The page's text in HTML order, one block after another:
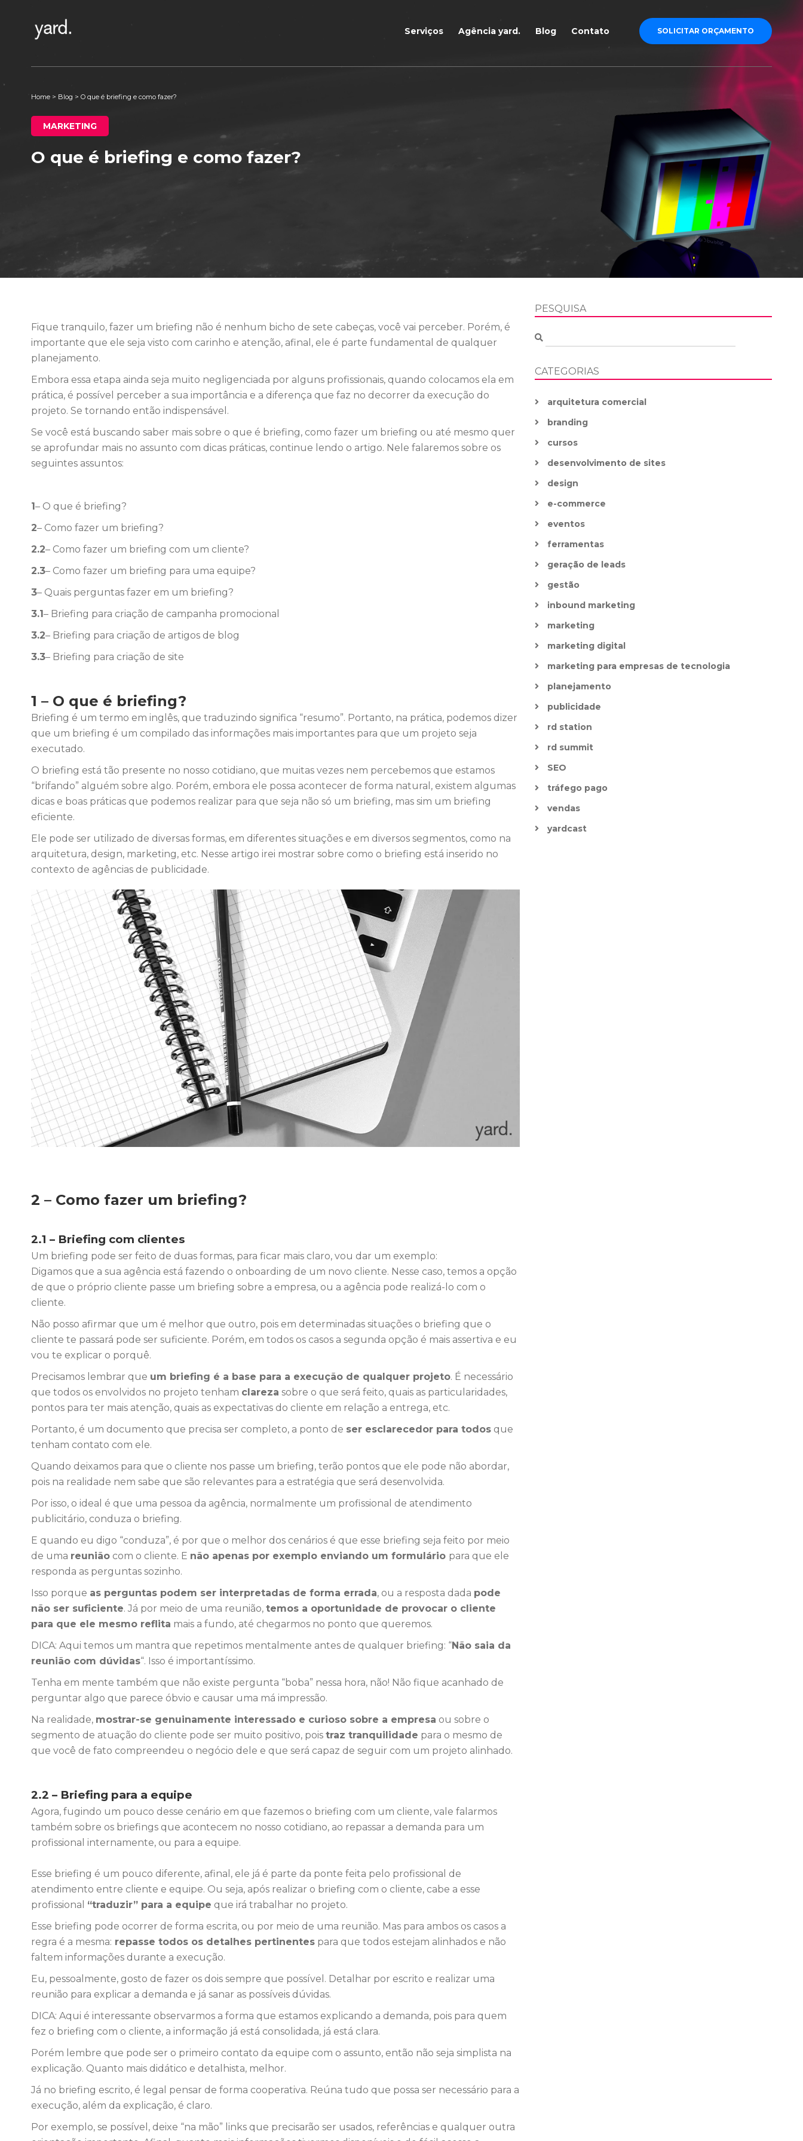
Serviços Agência yard. Blog Contato SOLICITAR ORÇAMENTO
Home > Blog > O que é briefing e como fazer?
MARKETING
O que é briefing e como fazer?
Fique tranquilo, fazer um briefing não é nenhum bicho de sete cabeças, você vai perceber. Porém, é
importante que ele seja visto com carinho e atenção, afinal, ele é parte fundamental de qualquer
planejamento.
Embora essa etapa ainda seja muito negligenciada por alguns profissionais, quando colocamos ela em
prática, é possível perceber a sua importância e a diferença que faz no decorrer da execução do
projeto. Se tornando então indispensável.
Se você está buscando saber mais sobre o que é briefing, como fazer um briefing ou até mesmo quer
se aprofundar mais no assunto com dicas práticas, continue lendo o artigo. Nele falaremos sobre os
seguintes assuntos:
1 – O que é briefing?
2– Como fazer um briefing?
2.2– Como fazer um briefing com um cliente?
2.3– Como fazer um briefing para uma equipe?
3– Quais perguntas fazer em um briefing?
3.1 – Briefing para criação de campanha promocional
3.2– Briefing para criação de artigos de blog
3.3– Briefing para criação de site
1 – O que é briefing?
Briefing é um termo em inglês, que traduzindo significa “resumo”. Portanto, na prática, podemos dizer
que um briefing é um compilado das informações mais importantes para que um projeto seja
executado.
O briefing está tão presente no nosso cotidiano, que muitas vezes nem percebemos que estamos
“brifando” alguém sobre algo. Porém, embora ele possa acontecer de forma natural, existem algumas
dicas e boas práticas que podemos realizar para que seja não só um briefing, mas sim um briefing
eficiente.
Ele pode ser utilizado de diversas formas, em diferentes situações e em diversos segmentos, como na
arquitetura, design, marketing, etc. Nesse artigo irei mostrar sobre como o briefing está inserido no
contexto de agências de publicidade.
2 – Como fazer um briefing?
2.1 – Briefing com clientes
Um briefing pode ser feito de duas formas, para ficar mais claro, vou dar um exemplo:
Digamos que a sua agência está fazendo o onboarding de um novo cliente. Nesse caso, temos a opção
de que o próprio cliente passe um briefing sobre a empresa, ou a agência pode realizá-lo com o
cliente.
Não posso afirmar que um é melhor que outro, pois em determinadas situações o briefing que o
cliente te passará pode ser suficiente. Porém, em todos os casos a segunda opção é mais assertiva e eu
vou te explicar o porquê.
Precisamos lembrar que um briefing é a base para a execução de qualquer projeto. É necessário
que todos os envolvidos no projeto tenham clareza sobre o que será feito, quais as particularidades,
pontos para ter mais atenção, quais as expectativas do cliente em relação a entrega, etc.
Portanto, é um documento que precisa ser completo, a ponto de ser esclarecedor para todos que
tenham contato com ele.
Quando deixamos para que o cliente nos passe um briefing, terão pontos que ele pode não abordar,
pois na realidade nem sabe que são relevantes para a estratégia que será desenvolvida.
Por isso, o ideal é que uma pessoa da agência, normalmente um profissional de atendimento
publicitário, conduza o briefing.
E quando eu digo “conduza”, é por que o melhor dos cenários é que esse briefing seja feito por meio
de uma reunião com o cliente. E não apenas por exemplo enviando um formulário para que ele
responda as perguntas sozinho.
Isso porque as perguntas podem ser interpretadas de forma errada, ou a resposta dada pode
não ser suficiente. Já por meio de uma reunião, temos a oportunidade de provocar o cliente
para que ele mesmo reflita mais a fundo, até chegarmos no ponto que queremos.
DICA: Aqui temos um mantra que repetimos mentalmente antes de qualquer briefing: “Não saia da
reunião com dúvidas“. Isso é importantíssimo.
Tenha em mente também que não existe pergunta “boba” nessa hora, não! Não fique acanhado de
perguntar algo que parece óbvio e causar uma má impressão.
Na realidade, mostrar-se genuinamente interessado e curioso sobre a empresa ou sobre o
segmento de atuação do cliente pode ser muito positivo, pois traz tranquilidade para o mesmo de
que você de fato compreendeu o negócio dele e que será capaz de seguir com um projeto alinhado.
2.2 – Briefing para a equipe
Agora, fugindo um pouco desse cenário em que fazemos o briefing com um cliente, vale falarmos
também sobre os briefings que acontecem no nosso cotidiano, ao repassar a demanda para um
profissional internamente, ou para a equipe.
Esse briefing é um pouco diferente, afinal, ele já é parte da ponte feita pelo profissional de
atendimento entre cliente e equipe. Ou seja, após realizar o briefing com o cliente, cabe a esse
profissional “traduzir” para a equipe que irá trabalhar no projeto.
Esse briefing pode ocorrer de forma escrita, ou por meio de uma reunião. Mas para ambos os casos a
regra é a mesma: repasse todos os detalhes pertinentes para que todos estejam alinhados e não
faltem informações durante a execução.
Eu, pessoalmente, gosto de fazer os dois sempre que possível. Detalhar por escrito e realizar uma
reunião para explicar a demanda e já sanar as possíveis dúvidas.
DICA: Aqui é interessante observarmos a forma que estamos explicando a demanda, pois para quem
fez o briefing com o cliente, a informação já está consolidada, já está clara.
Porém lembre que pode ser o primeiro contato da equipe com o assunto, então não seja simplista na
explicação. Quanto mais didático e detalhista, melhor.
Já no briefing escrito, é legal pensar de forma cooperativa. Reúna tudo que possa ser necessário para a
execução, além da explicação, é claro.
Por exemplo, se possível, deixe “na mão” links que precisarão ser usados, referências e qualquer outra
PESQUISA
CATEGORIAS
arquitetura comercial
branding
cursos
desenvolvimento de sites
design
e-commerce
eventos
ferramentas
geração de leads
gestão
inbound marketing
marketing
marketing digital
marketing para empresas de tecnologia
planejamento
publicidade
rd station
rd summit
SEO
tráfego pago
vendas
yardcast